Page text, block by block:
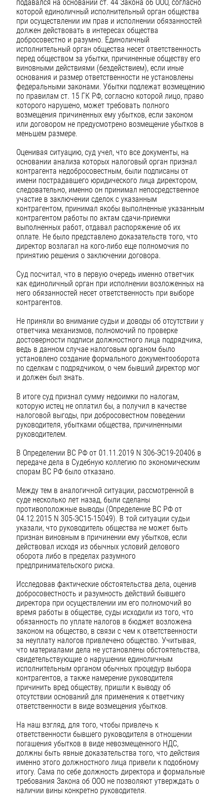
подавался на основании ст. 44 Закона об ООО, согласно
которой единоличный исполнительный орган общества
при осуществлении им прав и исполнении обязанностей
должен действовать в интересах общества
добросовестно и разумно. Единоличный
исполнительный орган общества несет ответственность
перед обществом за убытки, причиненные обществу его
виновными действиями (бездействием), если иные
основания и размер ответственности не установлены
федеральными законами. Убытки подлежат возмещению
по правилам ст. 15 ГК РФ, согласно которой лицо, право
которого нарушено, может требовать полного
возмещения причиненных ему убытков, если законом
или договором не предусмотрено возмещение убытков в
меньшем размере.
Оценивая ситуацию, суд учел, что все документы, на
основании анализа которых налоговый орган признал
контрагента недобросовестным, были подписаны от
имени пострадавшего юридического лица директором,
следовательно, именно он принимал непосредственное
участие в заключении сделок с указанным
контрагентом, принимал якобы выполненные указанным
контрагентом работы по актам сдачи-приемки
выполненных работ, отдавал распоряжение об их
оплате. Не было представлено доказательств того, что
директор возлагал на кого-либо еще полномочия по
принятию решения о заключении договора.
Суд посчитал, что в первую очередь именно ответчик
как единоличный орган при исполнении возложенных на
него обязанностей несет ответственность при выборе
контрагентов.
Не приняли во внимание судьи и доводы об отсутствии у
ответчика механизмов, полномочий по проверке
достоверности подписи должностного лица подрядчика,
ведь в данном случае налоговым органом было
установлено создание формального документооборота
по сделкам с подрядчиком, о чем бывший директор мог
и должен был знать.
В итоге суд признал сумму недоимки по налогам,
которую истец не оплатил бы, а получил в качестве
налоговой выгоды, при добросовестном поведении
руководителя, убытками общества, причиненными
руководителем.
В Определении ВС РФ от 01.11.2019 N 306-ЭС19-20406 в
передаче дела в Судебную коллегию по экономическим
спорам ВС РФ было отказано.
Между тем в аналогичной ситуации, рассмотренной в
суде несколько лет назад, были сделаны
противоположные выводы (Определение ВС РФ от
04.12.2015 N 305-ЭС15-15049). В той ситуации судьи
указали, что руководитель общества не может быть
признан виновным в причинении ему убытков, если
действовал исходя из обычных условий делового
оборота либо в пределах разумного
предпринимательского риска.
Исследовав фактические обстоятельства дела, оценив
добросовестность и разумность действий бывшего
директора при осуществлении им его полномочий во
время работы в обществе, суды исходили из того, что
обязанность по уплате налогов в бюджет возложена
законом на общество, в связи с чем к ответственности
за неуплату налогов привлечено общество. Учитывая,
что материалами дела не установлены обстоятельства,
свидетельствующие о нарушении единоличным
исполнительным органом обычных процедур выбора
контрагентов, а также намерение руководителя
причинить вред обществу, пришли к выводу об
отсутствии оснований для применения к ответчику
ответственности в виде возмещения убытков.
На наш взгляд, для того, чтобы привлечь к
ответственности бывшего руководителя в отношении
погашения убытков в виде невозмещенного НДС,
должны быть явные доказательства того, что действия
именно этого должностного лица привели к подобному
итогу. Сама по себе должность директора и формальные
требования Закона об ООО не позволяют утверждать о
наличии вины конкретно руководителя.